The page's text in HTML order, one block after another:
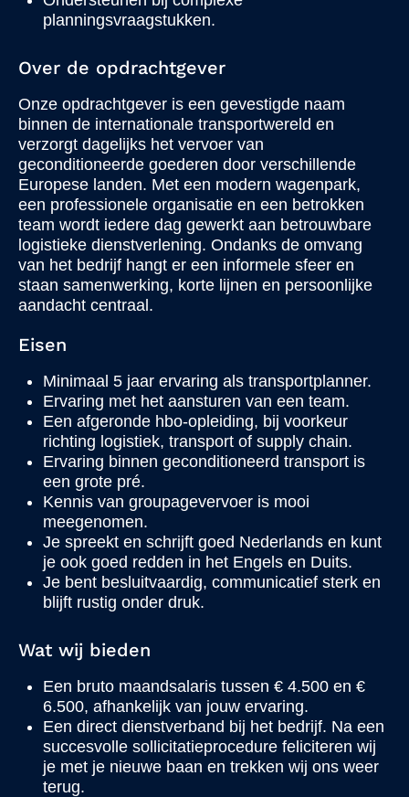
planningsvraagstukken.
Over de opdrachtgever
Onze opdrachtgever is een gevestigde naam
binnen de internationale transportwereld en
verzorgt dagelijks het vervoer van
geconditioneerde goederen door verschillende
Europese landen. Met een modern wagenpark,
een professionele organisatie en een betrokken
team wordt iedere dag gewerkt aan betrouwbare
logistieke dienstverlening. Ondanks de omvang
van het bedrijf hangt er een informele sfeer en
staan samenwerking, korte lijnen en persoonlijke
aandacht centraal.
Eisen
Minimaal 5 jaar ervaring als transportplanner.
Ervaring met het aansturen van een team.
Een afgeronde hbo-opleiding, bij voorkeur
richting logistiek, transport of supply chain.
Ervaring binnen geconditioneerd transport is
een grote pré.
Kennis van groupagevervoer is mooi
meegenomen.
Je spreekt en schrijft goed Nederlands en kunt
je ook goed redden in het Engels en Duits.
Je bent besluitvaardig, communicatief sterk en
blijft rustig onder druk.
Wat wij bieden
Een bruto maandsalaris tussen € 4.500 en €
6.500, afhankelijk van jouw ervaring.
Een direct dienstverband bij het bedrijf. Na een
succesvolle sollicitatieprocedure feliciteren wij
je met je nieuwe baan en trekken wij ons weer
terug.